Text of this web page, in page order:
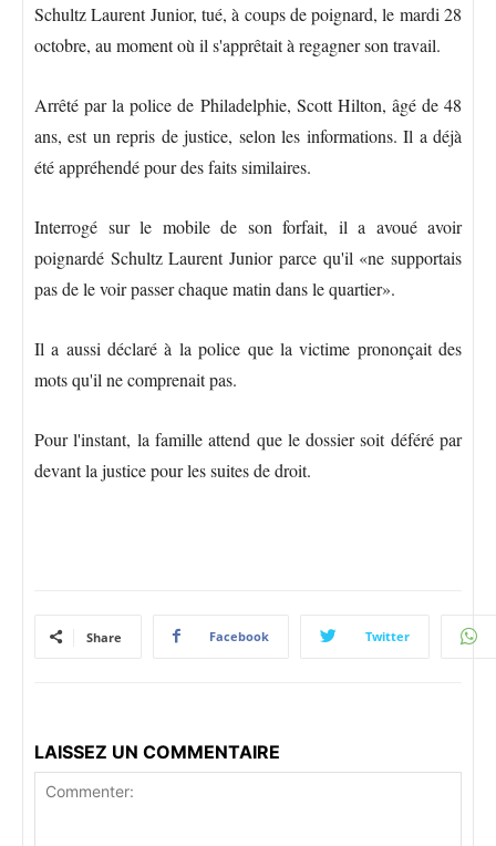
Schultz Laurent Junior, tué, à coups de poignard, le mardi 28
octobre, au moment où il s'apprêtait à regagner son travail.
Arrêté par la police de Philadelphie, Scott Hilton, âgé de 48
ans, est un repris de justice, selon les informations. Il a déjà
été appréhendé pour des faits similaires.
Interrogé sur le mobile de son forfait, il a avoué avoir
poignardé Schultz Laurent Junior parce qu'il «ne supportais
pas de le voir passer chaque matin dans le quartier».
Il a aussi déclaré à la police que la victime prononçait des
mots qu'il ne comprenait pas.
Pour l'instant, la famille attend que le dossier soit déféré par
devant la justice pour les suites de droit.
Share Facebook Twitter
LAISSEZ UN COMMENTAIRE